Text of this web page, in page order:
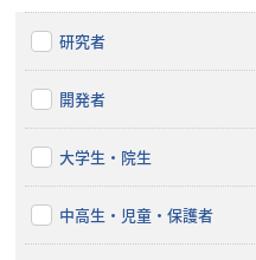
研究者
開発者
大学生・院生
中高生・児童・保護者